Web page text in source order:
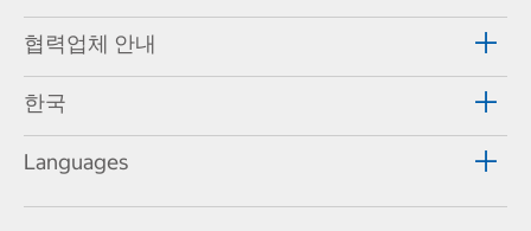
협력업체 안내
한국
Languages